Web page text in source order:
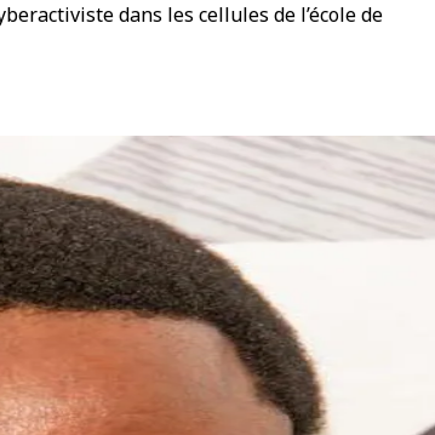
dans les cellules de l’école de